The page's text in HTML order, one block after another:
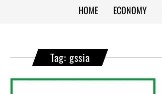
HOME ECONOMY
Tag: gssia